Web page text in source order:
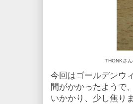
THONKさ
今回はゴールデンウ
間がかかったようで
いかかり、少し焦り